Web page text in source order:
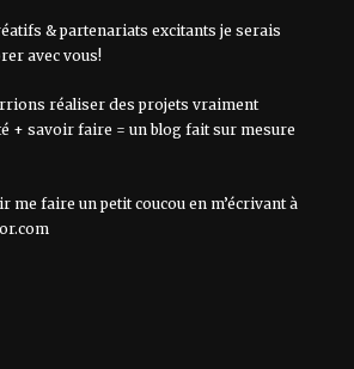
& partenariats excitants je serais
avec vous!
réaliser des projets vraiment
+ savoir faire = un blog fait sur mesure
me faire un petit coucou en m’écrivant à